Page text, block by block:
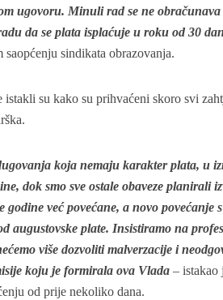
ugovoru. Minuli rad se ne
da se plata isplaćuje u roku od 30
sindikata obrazovanja.
su kako su prihvaćeni skoro svi
koja nemaju karakter plata, u
dok smo sve ostale obaveze planirali
već povećane, a novo povećanje
augustovske plate. Insistiramo na
više dozvoliti malverzacije i
koju je formirala ova Vlada – istakao
od prije nekoliko dana.